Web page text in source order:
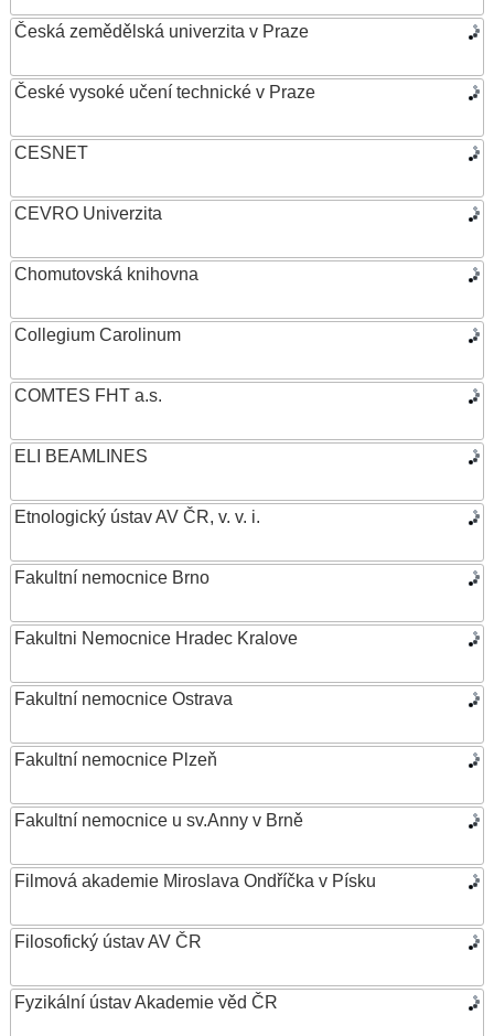
Česká zemědělská univerzita v Praze
České vysoké učení technické v Praze
CESNET
CEVRO Univerzita
Chomutovská knihovna
Collegium Carolinum
COMTES FHT a.s.
ELI BEAMLINES
Etnologický ústav AV ČR, v. v. i.
Fakultní nemocnice Brno
Fakultni Nemocnice Hradec Kralove
Fakultní nemocnice Ostrava
Fakultní nemocnice Plzeň
Fakultní nemocnice u sv.Anny v Brně
Filmová akademie Miroslava Ondříčka v Písku
Filosofický ústav AV ČR
Fyzikální ústav Akademie věd ČR